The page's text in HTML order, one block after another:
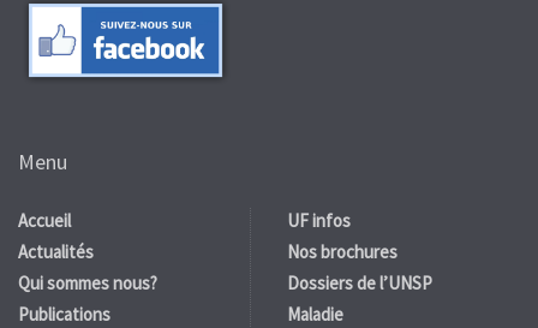
Menu
Accueil
Actualités
Qui sommes nous?
Publications
UF infos
Nos brochures
Dossiers de l’UNSP
Maladie